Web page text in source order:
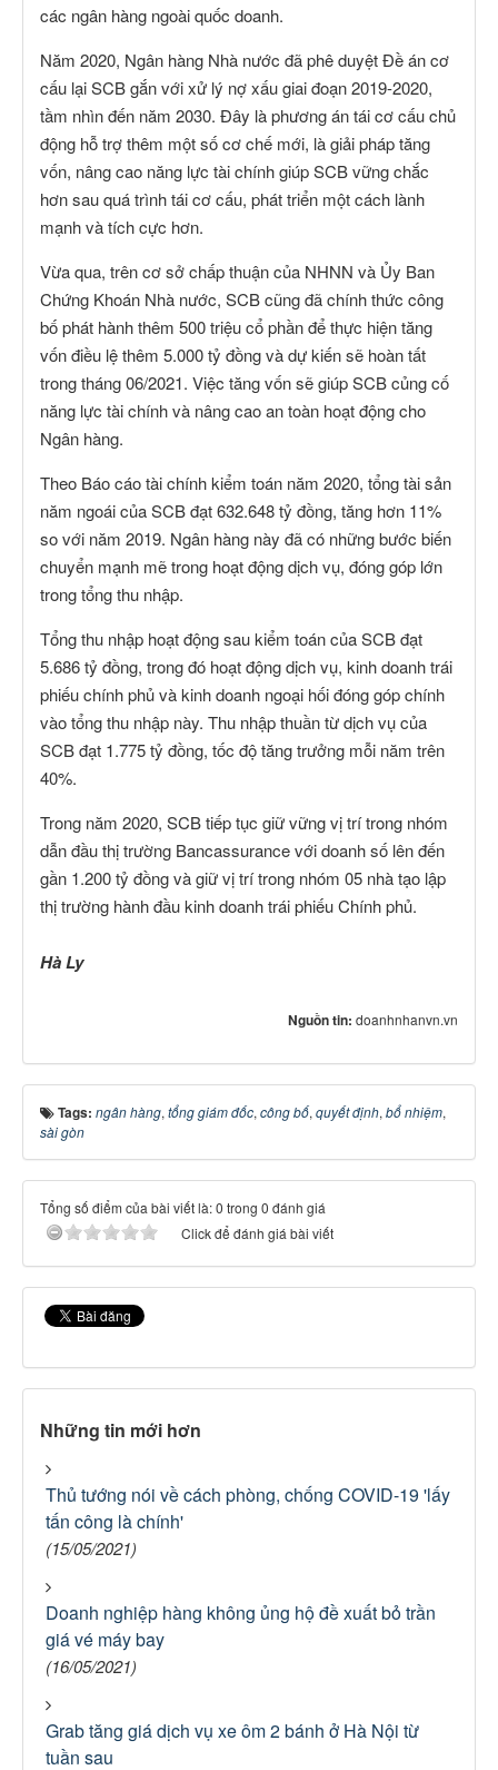
các ngân hàng ngoài quốc doanh.
Năm 2020, Ngân hàng Nhà nước đã phê duyệt Đề án cơ
cấu lại SCB gắn với xử lý nợ xấu giai đoạn 2019-2020,
tầm nhìn đến năm 2030. Đây là phương án tái cơ cấu chủ
động hỗ trợ thêm một số cơ chế mới, là giải pháp tăng
vốn, nâng cao năng lực tài chính giúp SCB vững chắc
hơn sau quá trình tái cơ cấu, phát triển một cách lành
mạnh và tích cực hơn.
Vừa qua, trên cơ sở chấp thuận của NHNN và Ủy Ban
Chứng Khoán Nhà nước, SCB cũng đã chính thức công
bố phát hành thêm 500 triệu cổ phần để thực hiện tăng
vốn điều lệ thêm 5.000 tỷ đồng và dự kiến sẽ hoàn tất
trong tháng 06/2021. Việc tăng vốn sẽ giúp SCB củng cố
năng lực tài chính và nâng cao an toàn hoạt động cho
Ngân hàng.
Theo Báo cáo tài chính kiểm toán năm 2020, tổng tài sản
năm ngoái của SCB đạt 632.648 tỷ đồng, tăng hơn 11%
so với năm 2019. Ngân hàng này đã có những bước biến
chuyển mạnh mẽ trong hoạt động dịch vụ, đóng góp lớn
trong tổng thu nhập.
Tổng thu nhập hoạt động sau kiểm toán của SCB đạt
5.686 tỷ đồng, trong đó hoạt động dịch vụ, kinh doanh trái
phiếu chính phủ và kinh doanh ngoại hối đóng góp chính
vào tổng thu nhập này. Thu nhập thuần từ dịch vụ của
SCB đạt 1.775 tỷ đồng, tốc độ tăng trưởng mỗi năm trên
40%.
Trong năm 2020, SCB tiếp tục giữ vững vị trí trong nhóm
dẫn đầu thị trường Bancassurance với doanh số lên đến
gần 1.200 tỷ đồng và giữ vị trí trong nhóm 05 nhà tạo lập
thị trường hành đầu kinh doanh trái phiếu Chính phủ.
Hà Ly
Nguồn tin: doanhnhanvn.vn
Tags: ngân hàng, tổng giám đốc, công bố, quyết định, bổ nhiệm,
sài gòn
Tổng số điểm của bài viết là: 0 trong 0 đánh giá
Click để đánh giá bài viết
Những tin mới hơn
Thủ tướng nói về cách phòng, chống COVID-19 'lấy
tấn công là chính'
(15/05/2021)
Doanh nghiệp hàng không ủng hộ đề xuất bỏ trần
giá vé máy bay
(16/05/2021)
Grab tăng giá dịch vụ xe ôm 2 bánh ở Hà Nội từ
tuần sau